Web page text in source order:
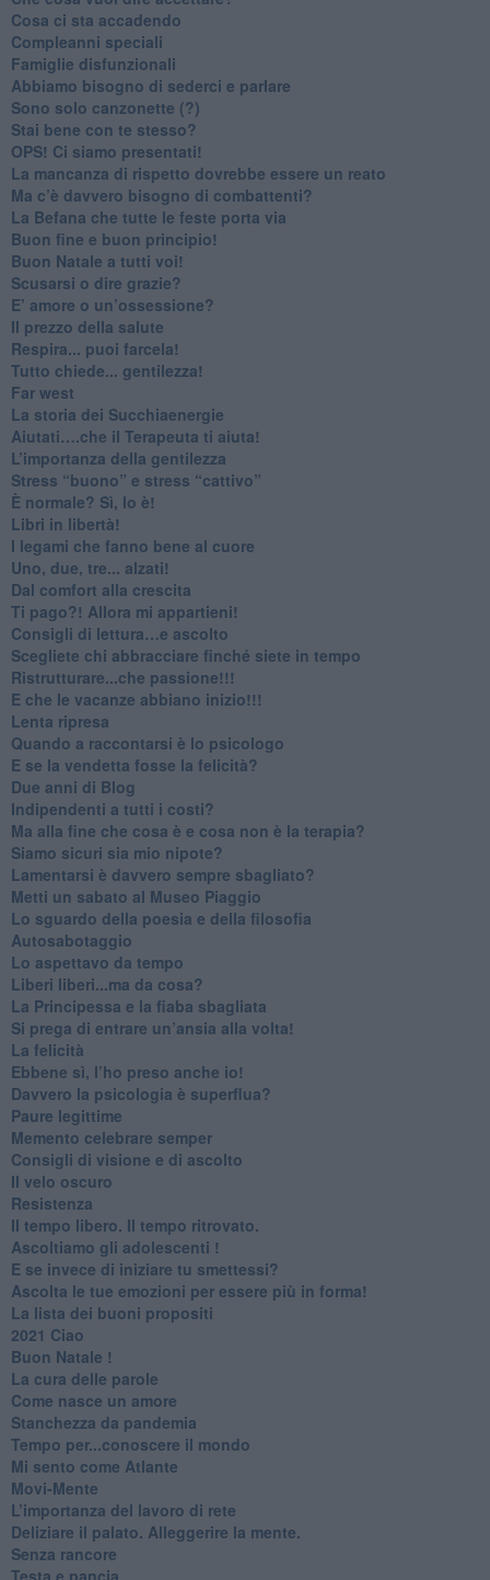
​Cosa ci sta accadendo
​Compleanni speciali
​Famiglie disfunzionali
​Abbiamo bisogno di sederci e parlare
Sono solo canzonette (?)
​Stai bene con te stesso?
​OPS! Ci siamo presentati!
​La mancanza di rispetto dovrebbe essere un reato
​Ma c’è davvero bisogno di combattenti?
​La Befana che tutte le feste porta via
Buon fine e buon principio!
​Buon Natale a tutti voi!
​Scusarsi o dire grazie?
​E’ amore o un’ossessione?
​Il prezzo della salute
​Respira... puoi farcela!
​Tutto chiede... gentilezza!
​Far west
​La storia dei Succhiaenergie
​Aiutati….che il Terapeuta ti aiuta!
​L’importanza della gentilezza
​Stress “buono” e stress “cattivo”
​È normale? Sì, lo è!
​Libri in libertà!
​I legami che fanno bene al cuore
Uno, due, tre... alzati!​
​Dal comfort alla crescita
​Ti pago?! Allora mi appartieni!​
​Consigli di lettura…e ascolto
​Scegliete chi abbracciare finché siete in tempo
​Ristrutturare...che passione!!!
​E che le vacanze abbiano inizio!!!
​Lenta ripresa
​Quando a raccontarsi è lo psicologo
​E se la vendetta fosse la felicità?
​Due anni di Blog
​Indipendenti a tutti i costi?
​Ma alla fine che cosa è e cosa non è la terapia?
​Siamo sicuri sia mio nipote?
​Lamentarsi è davvero sempre sbagliato?
​Metti un sabato al Museo Piaggio
​Lo sguardo della poesia e della filosofia
Autosabotaggio
​Lo aspettavo da tempo
​Liberi liberi...ma da cosa?
​La Principessa e la fiaba sbagliata
Si prega di entrare un’ansia alla volta!
​La felicità
​Ebbene sì, l’ho preso anche io!
​Davvero la psicologia è superflua?
Paure legittime
​Memento celebrare semper
​Consigli di visione e di ascolto
​Il velo oscuro
Resistenza
​Il tempo libero. Il tempo ritrovato.
Ascoltiamo gli adolescenti !
​E se invece di iniziare tu smettessi?
​Ascolta le tue emozioni per essere più in forma!
​La lista dei buoni propositi
2021 Ciao
Buon Natale !
​La cura delle parole
​Come nasce un amore
Stanchezza da pandemia
​Tempo per...conoscere il mondo
​Mi sento come Atlante
​Movi-Mente
​L’importanza del lavoro di rete
​Deliziare il palato. Alleggerire la mente.
​Senza rancore
​Testa e pancia